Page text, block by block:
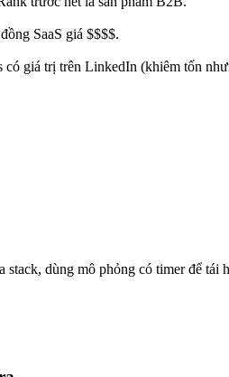
SaaS giá $$$$.
giá trị trên LinkedIn (khiêm tốn
dùng mô phỏng có timer để